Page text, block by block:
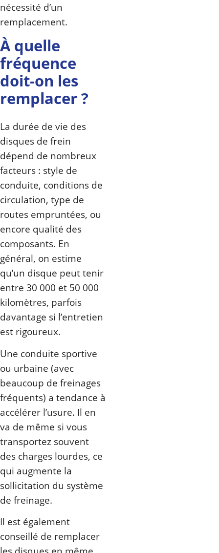
nécessité d’un
remplacement.
À quelle
fréquence
doit-on les
remplacer ?
La durée de vie des
disques de frein
dépend de nombreux
facteurs : style de
conduite, conditions de
circulation, type de
routes empruntées, ou
encore qualité des
composants. En
général, on estime
qu’un disque peut tenir
entre 30 000 et 50 000
kilomètres, parfois
davantage si l’entretien
est rigoureux.
Une conduite sportive
ou urbaine (avec
beaucoup de freinages
fréquents) a tendance à
accélérer l’usure. Il en
va de même si vous
transportez souvent
des charges lourdes, ce
qui augmente la
sollicitation du système
de freinage.
Il est également
conseillé de remplacer